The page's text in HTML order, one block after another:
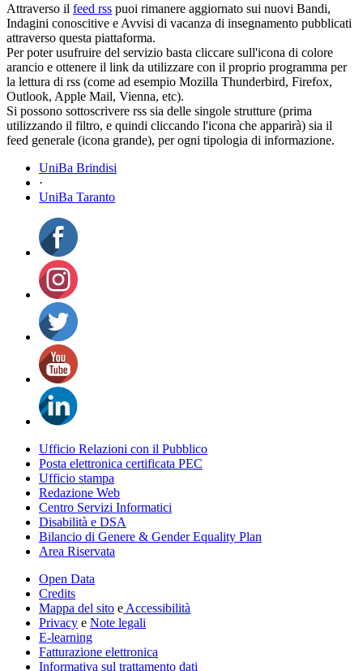
Attraverso il feed rss puoi rimanere aggiornato sui nuovi Bandi,
Indagini conoscitive e Avvisi di vacanza di insegnamento pubblicati
attraverso questa piattaforma.
Per poter usufruire del servizio basta cliccare sull'icona di colore
arancio e ottenere il link da utilizzare con il proprio programma per
la lettura di rss (come ad esempio Mozilla Thunderbird, Firefox,
Outlook, Apple Mail, Vienna, etc).
Si possono sottoscrivere rss sia delle singole strutture (prima
utilizzando il filtro, e quindi cliccando l'icona che apparirà) sia il
feed generale (icona grande), per ogni tipologia di informazione.
UniBa Brindisi
·
UniBa Taranto
Ufficio Relazioni con il Pubblico
Posta elettronica certificata PEC
Ufficio stampa
Redazione Web
Centro Servizi Informatici
Disabilità e DSA
Bilancio di Genere & Gender Equality Plan
Area Riservata
Open Data
Credits
Mappa del sito e Accessibilità
Privacy e Note legali
E-learning
Fatturazione elettronica
Informativa sul trattamento dati